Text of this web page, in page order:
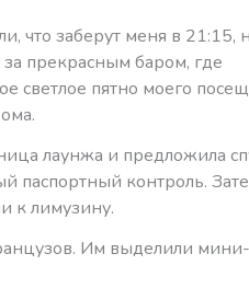
что заберут меня в 21:15,
прекрасным баром, где
пятно моего
лаунжа и предложила
паспортный контроль.
к лимузину.
Им выделили мини-